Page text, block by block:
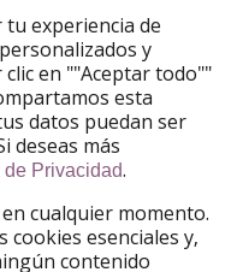
legal
experiencia de
y
en ""Aceptar todo""
esta
datos puedan ser
deseas más
de Privacidad.
cualquier momento.
cookies esenciales y,
contenido